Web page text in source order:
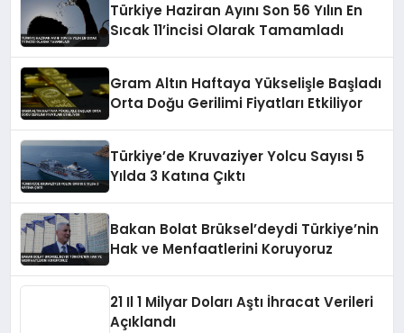
Türkiye Haziran Ayını Son 56 Yılın En
Sıcak 11’incisi Olarak Tamamladı
Gram Altın Haftaya Yükselişle Başladı
Orta Doğu Gerilimi Fiyatları Etkiliyor
Türkiye’de Kruvaziyer Yolcu Sayısı 5
Yılda 3 Katına Çıktı
Bakan Bolat Brüksel’deydi Türkiye’nin
Hak ve Menfaatlerini Koruyoruz
21 Il 1 Milyar Doları Aştı İhracat Verileri
Açıklandı